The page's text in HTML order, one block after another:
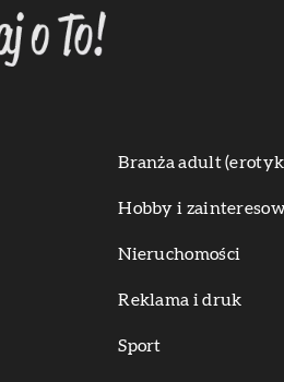
Branża adult
Hobby i
Nieruchomości
Reklama i druk
Sport